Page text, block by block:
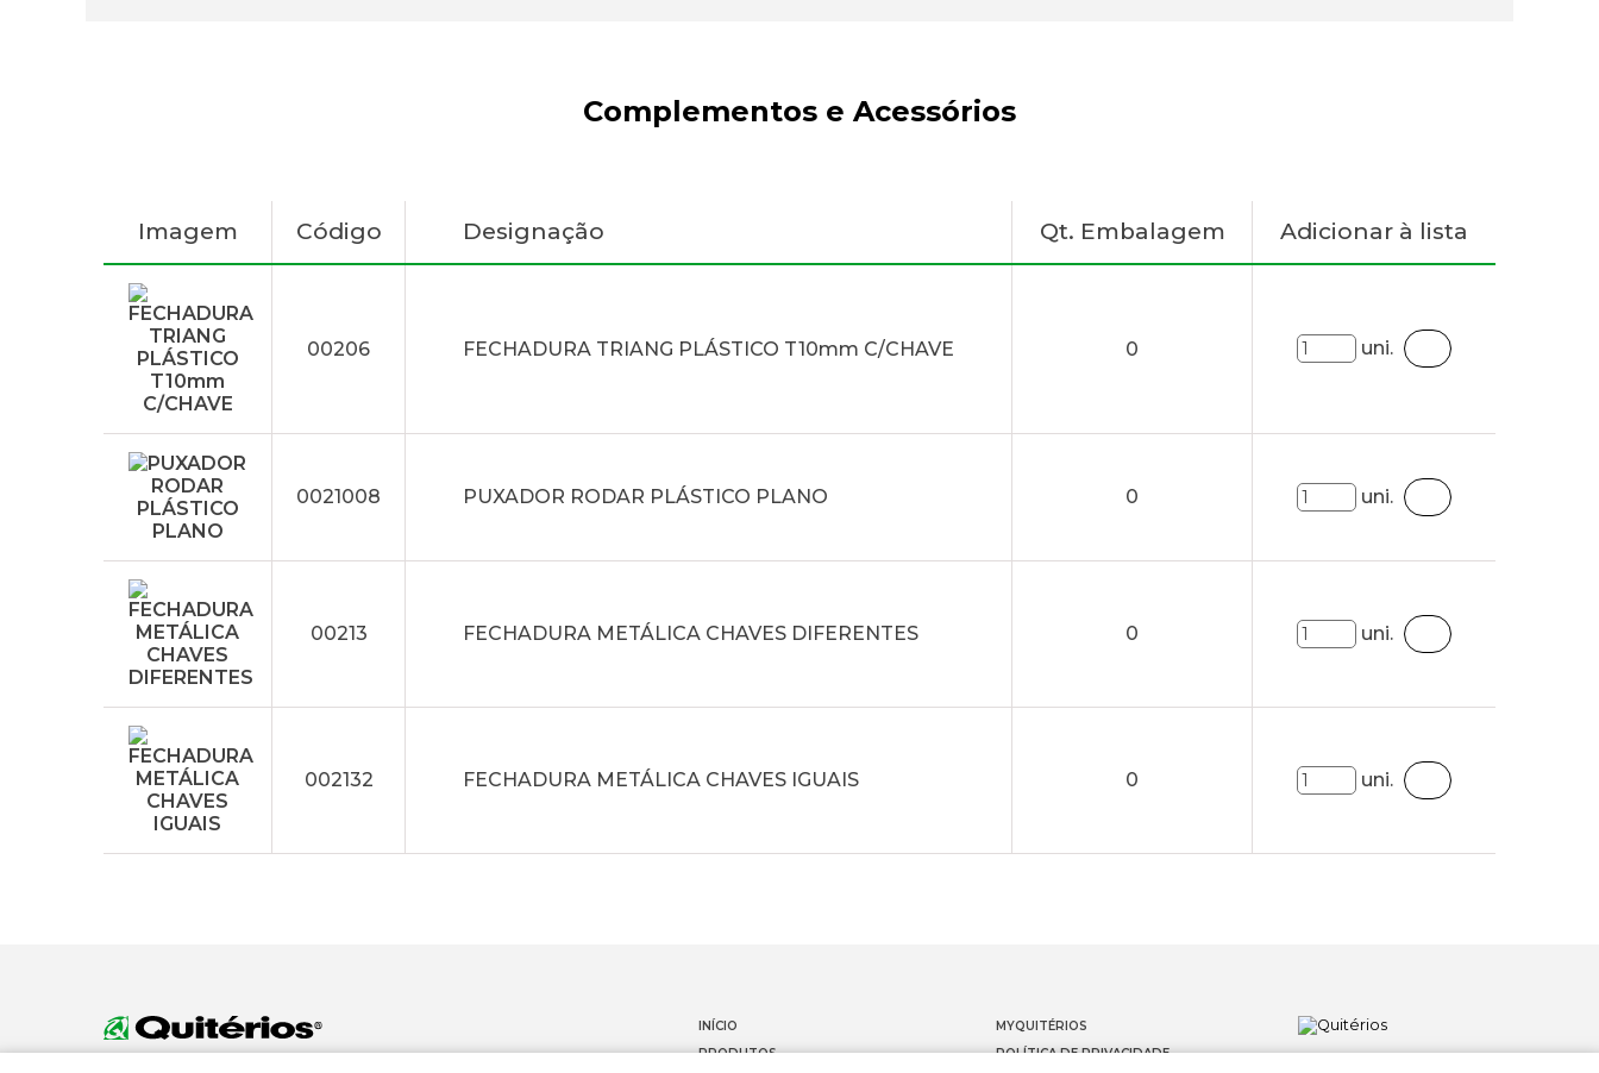
Complementos e Acessórios
Imagem Código Designação Qt. Embalagem Adicionar à lista
00206 FECHADURA TRIANG PLÁSTICO T10mm C/CHAVE 0 uni.
0021008 PUXADOR RODAR PLÁSTICO PLANO 0 uni.
00213 FECHADURA METÁLICA CHAVES DIFERENTES 0 uni.
002132 FECHADURA METÁLICA CHAVES IGUAIS 0 uni.
INÍCIO
PRODUTOS
MYQUITÉRIOS
POLÍTICA DE PRIVACIDADE